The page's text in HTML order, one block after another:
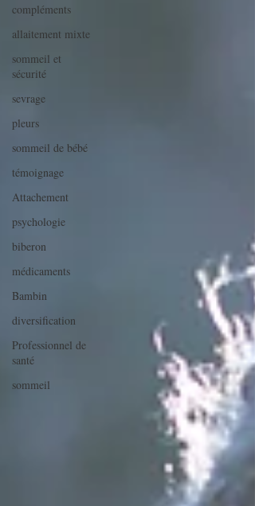
compléments
allaitement mixte
sommeil et
sécurité
sevrage
pleurs
sommeil de bébé
témoignage
Attachement
psychologie
biberon
médicaments
Bambin
diversification
Professionnel de
santé
sommeil